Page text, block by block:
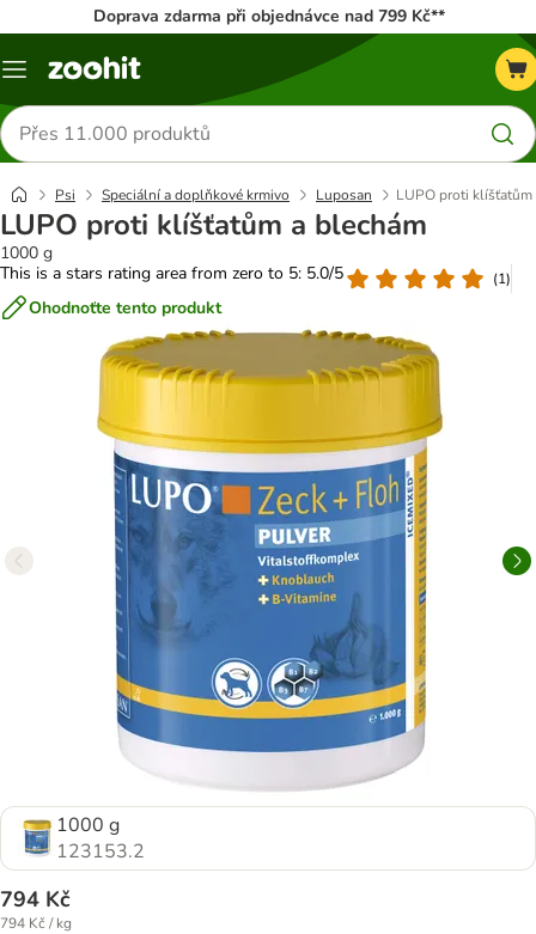
Doprava zdarma při objednávce nad 799 Kč**
Menu
Hledat
produkty
Psi Speciální a doplňkové krmivo Luposan LUPO proti klíšťatům
LUPO proti klíšťatům a blechám
1000 g
This is a stars rating area from zero to 5: 5.0/5
(1)
Ohodnoťte tento produkt
1000 g
123153.2
794 Kč
794 Kč / kg